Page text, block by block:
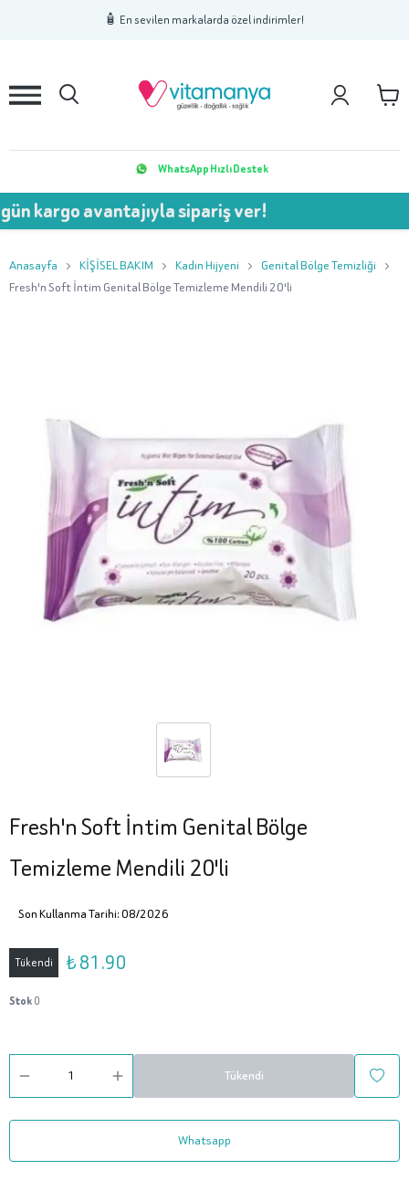
🧴 En sevilen markalarda özel indirimler!
2 3
WhatsApp Hızlı Destek
avantajıyla sipariş ver!
Anasayfa KİŞİSEL BAKIM Kadın Hijyeni
Genital Bölge Temizliği
Fresh'n Soft İntim Genital Bölge Temizleme Mendili 20'li
Fresh'n Soft İntim Genital Bölge
Temizleme Mendili 20'li
Son Kullanma Tarihi: 08/2026
Tükendi ₺ 81.90
Stok0
Tükendi
Whatsapp